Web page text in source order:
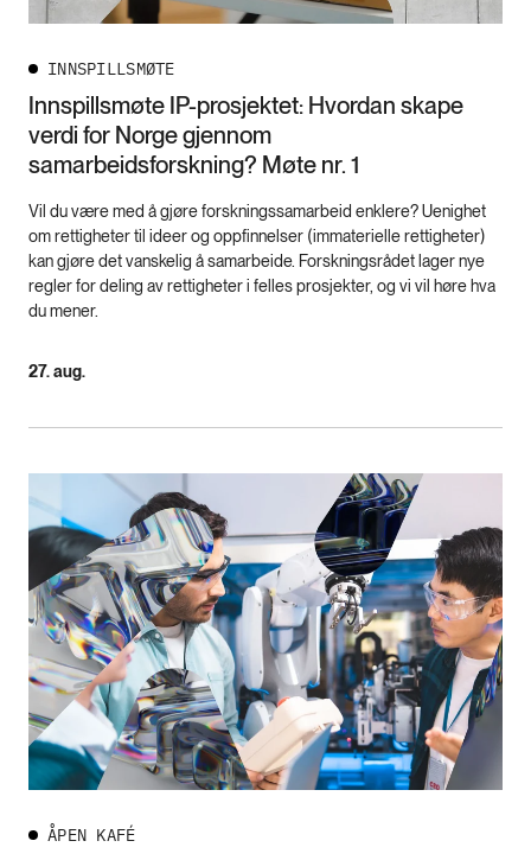
INNSPILLSMØTE
Innspillsmøte IP-prosjektet: Hvordan skape
verdi for Norge gjennom
samarbeidsforskning? Møte nr. 1
Vil du være med å gjøre forskningssamarbeid enklere? Uenighet
om rettigheter til ideer og oppfinnelser (immaterielle rettigheter)
kan gjøre det vanskelig å samarbeide. Forskningsrådet lager nye
regler for deling av rettigheter i felles prosjekter, og vi vil høre hva
du mener.
27. aug.
ÅPEN KAFÉ